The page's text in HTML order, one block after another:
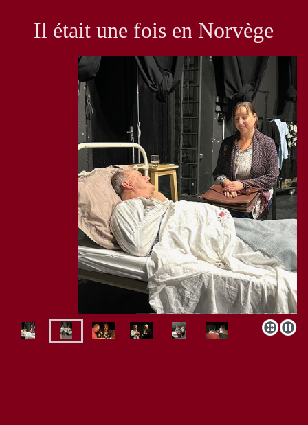
Il était une fois en Norvège